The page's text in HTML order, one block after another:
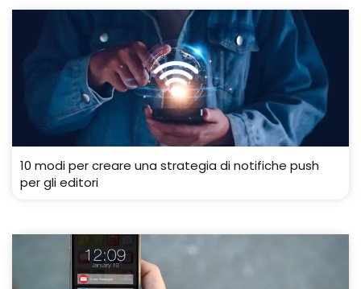
10 modi per creare una strategia di notifiche push
per gli editori